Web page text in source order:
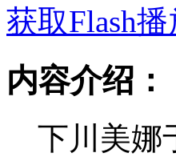
获取Flash
内容介绍：
下川美娜